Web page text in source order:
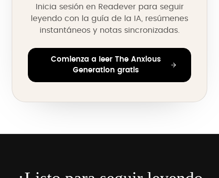
Inicia sesión en Readever para seguir
leyendo con la guía de la IA, resúmenes
instantáneos y notas sincronizadas.
Comienza a leer The Anxious
Generation gratis